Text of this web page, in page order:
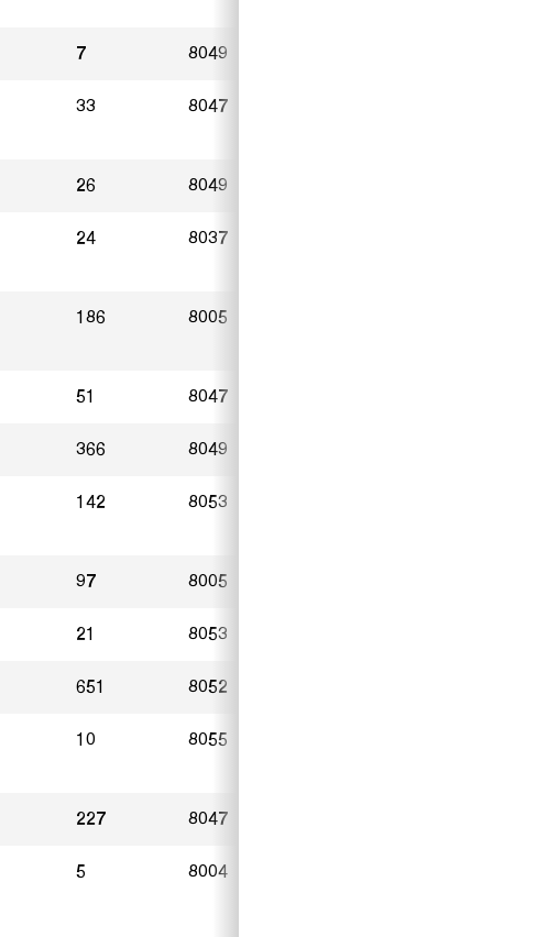
7 8049
33 8047
26 8049
24 8037
186 8005
51 8047
366 8049
142 8053
97 8005
21 8053
651 8052
10 8055
227 8047
5 8004